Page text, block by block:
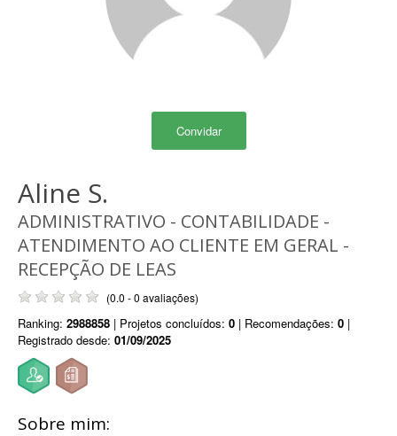
Convidar
Aline S.
ADMINISTRATIVO - CONTABILIDADE -
ATENDIMENTO AO CLIENTE EM GERAL -
RECEPÇÃO DE LEAS
(0.0 - 0 avaliações)
Ranking: 2988858 | Projetos concluídos: 0 | Recomendações: 0 |
Registrado desde: 01/09/2025
Sobre mim: